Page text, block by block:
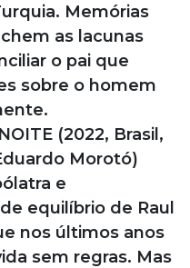
Memórias
as lacunas
o pai que
sobre o homem
(2022, Brasil,
Morotó)
e
equilíbrio de Raul
nos últimos anos
sem regras. Mas